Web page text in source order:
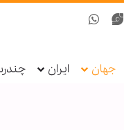
جهان ایران